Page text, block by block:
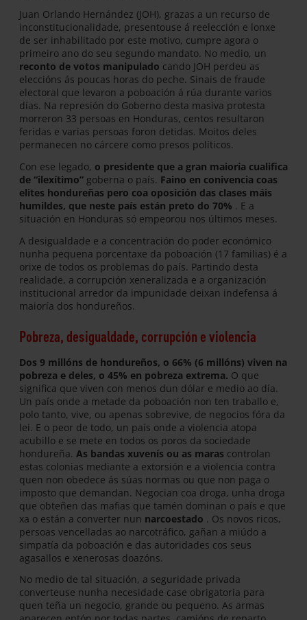
Juan Orlando Hernández (JOH), grazas a un recurso de
inconstitucionalidade, presentouse á reelección e lonxe
de ser inhabilitado por este motivo, cumpre agora o
primeiro ano do seu segundo mandato. No medio, un
reconto de votos manipulado cando JOH perdeu as
eleccións ás poucas horas do peche. Sinais de fraude
electoral que levaron a poboación á rúa durante varios
días. Na represión do Goberno desta masiva protesta
morreron 33 persoas en Honduras, centos resultaron
feridas e varias persoas foron detidas. Moitos deles
permanecen no cárcere como presos políticos.
Con ese legado, o presidente que a gran maioría cualifica
de “ilexítimo” goberna o país. Faino en conivencia coas
elites hondureñas pero coa oposición das clases máis
humildes, que neste país están preto do 70% . E a
situación en Honduras só empeorou nos últimos meses.
A desigualdade e a concentración do poder económico
nunha pequena porcentaxe da poboación (17 familias) é a
orixe de todos os problemas do país. Partindo desta
realidade, a corrupción xeneralizada e a organización
institucional arredor da impunidade deixan indefensa á
maioría dos hondureños.
Pobreza, desigualdade, corrupción e violencia
Dos 9 millóns de hondureños, o 66% (6 millóns) viven na
pobreza e deles, o 45% en pobreza extrema. O que
significa que viven con menos dun dólar e medio ao día.
Un país onde a metade da poboación non ten traballo e,
polo tanto, vive, ou apenas sobrevive, de negocios fóra da
lei. E o peor de todo, un país onde a violencia atopa
acubillo e se mete en todos os poros da sociedade
hondureña. As bandas xuvenís ou as maras controlan
estas colonias mediante a extorsión e a violencia contra
quen non obedece ás súas normas ou que non paga o
imposto que demandan. Negocian coa droga, unha droga
que obteñen das mafias que tamén dominan o país e que
xa o están a converter nun narcoestado . Os novos ricos,
persoas vencelladas ao narcotráfico, gañan a miúdo a
simpatía da poboación e das autoridades cos seus
agasallos e xenerosas doazóns.
No medio de tal situación, a seguridade privada
converteuse nunha necesidade case obrigatoria para
quen teña un negocio, grande ou pequeno. As armas